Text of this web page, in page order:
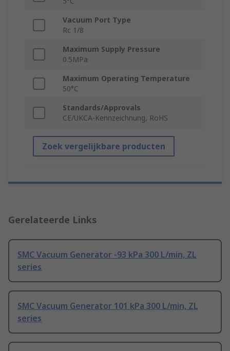
Vacuum Port Type
Rc 1/8
Maximum Supply Pressure
0.5MPa
Maximum Operating Temperature
50°C
Standards/Approvals
CE/UKCA-Kennzeichnung, RoHS
Zoek vergelijkbare producten
Gerelateerde Links
SMC Vacuum Generator -93 kPa 300 L/min, ZL
series
SMC Vacuum Generator 101 kPa 300 L/min, ZL
series